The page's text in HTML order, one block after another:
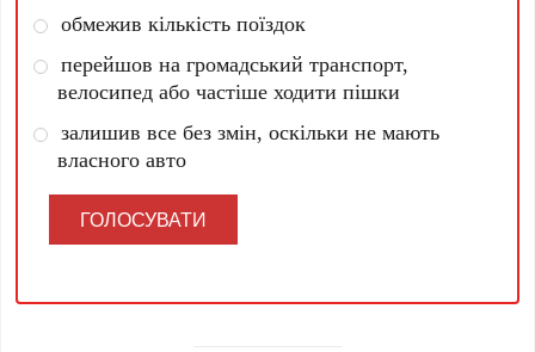
обмежив кількість поїздок
перейшов на громадський транспорт,
велосипед або частіше ходити пішки
залишив все без змін, оскільки не мають
власного авто